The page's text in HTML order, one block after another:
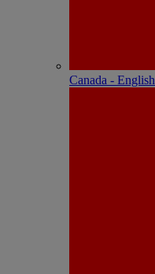
Canada - English